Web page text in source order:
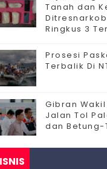
Tanah dan
Ringkus 3
Prosesi
Terbalik Di
Gibran
Jalan Tol
dan